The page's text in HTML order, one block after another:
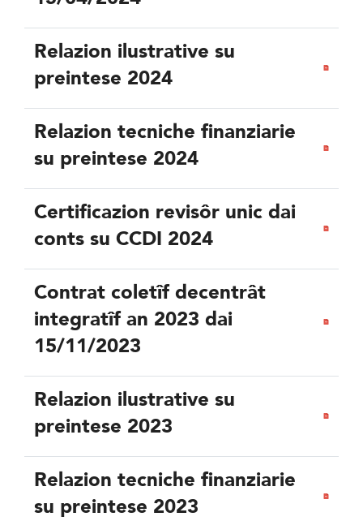
Relazion ilustrative su
preintese 2024
Relazion tecniche finanziarie
su preintese 2024
Certificazion revisôr unic dai
conts su CCDI 2024
Contrat coletîf decentrât
integratîf an 2023 dai
15/11/2023
Relazion ilustrative su
preintese 2023
Relazion tecniche finanziarie
su preintese 2023